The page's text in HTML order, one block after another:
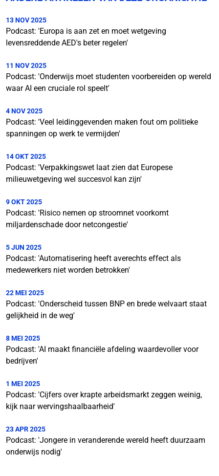
13 NOV 2025
Podcast: 'Europa is aan zet en moet wetgeving
levensreddende AED's beter regelen'
11 NOV 2025
Podcast: 'Onderwijs moet studenten voorbereiden op wereld
waar AI een cruciale rol speelt'
4 NOV 2025
Podcast: 'Veel leidinggevenden maken fout om politieke
spanningen op werk te vermijden'
14 OKT 2025
Podcast: 'Verpakkingswet laat zien dat Europese
milieuwetgeving wel succesvol kan zijn'
9 OKT 2025
Podcast: 'Risico nemen op stroomnet voorkomt
miljardenschade door netcongestie'
5 JUN 2025
Podcast: 'Automatisering heeft averechts effect als
medewerkers niet worden betrokken'
22 MEI 2025
Podcast: 'Onderscheid tussen BNP en brede welvaart staat
gelijkheid in de weg'
8 MEI 2025
Podcast: 'AI maakt financiële afdeling waardevoller voor
bedrijven'
1 MEI 2025
Podcast: 'Cijfers over krapte arbeidsmarkt zeggen weinig,
kijk naar wervingshaalbaarheid'
23 APR 2025
Podcast: 'Jongere in veranderende wereld heeft duurzaam
onderwijs nodig'